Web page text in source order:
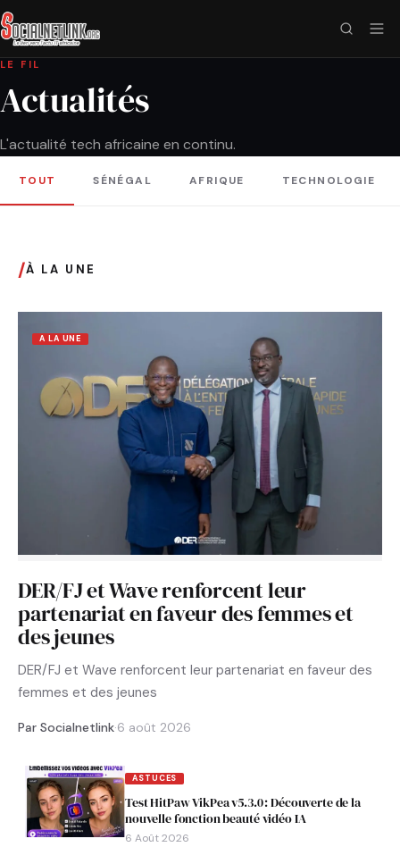
LE FIL
Actualités
L'actualité tech africaine en continu.
TOUT SÉNÉGAL AFRIQUE TECHNOLOGIE
/À LA UNE
A LA UNE
DER/FJ et Wave renforcent leur
partenariat en faveur des femmes et
des jeunes
DER/FJ et Wave renforcent leur partenariat en faveur des
femmes et des jeunes
Par Socialnetlink·6 août 2026
ASTUCES
Test HitPaw VikPea v5.3.0 : Découverte de la
nouvelle fonction beauté vidéo IA
6 Août 2026